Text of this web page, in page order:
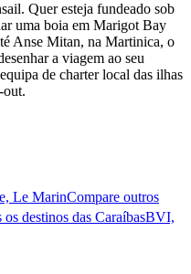
Quer esteja fundeado sob
uma boia em Marigot Bay
Anse Mitan, na Martinica, o
a viagem ao seu
de charter local das ilhas
out.
Le MarinCompare outros
os destinos das CaraíbasBVI,